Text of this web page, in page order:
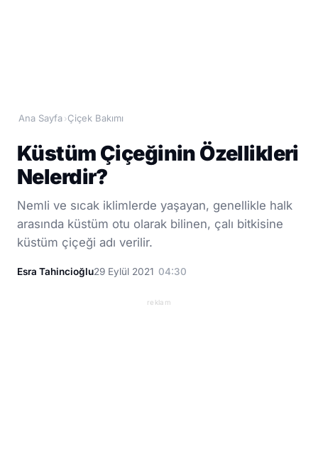
Ana Sayfa ›Çiçek Bakımı
Küstüm Çiçeğinin Özellikleri
Nelerdir?
Nemli ve sıcak iklimlerde yaşayan, genellikle halk
arasında küstüm otu olarak bilinen, çalı bitkisine
küstüm çiçeği adı verilir.
Esra Tahincioğlu29 Eylül 2021 04:30
reklam